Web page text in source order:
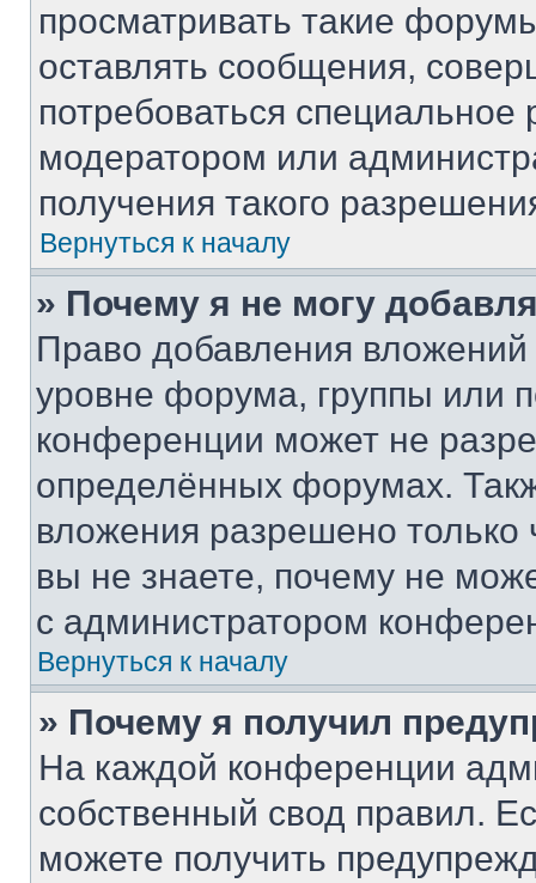
просматривать такие
оставлять сообщения,
потребоваться
модератором или
получения такого
Вернуться к началу
» Почему я не могу
Право добавления
уровне форума, группы или
конференции может не
определённых форумах.
вложения разрешено
вы не знаете, почему не
с администратором
Вернуться к началу
» Почему я получил
На каждой конференции
собственный свод правил.
можете получить